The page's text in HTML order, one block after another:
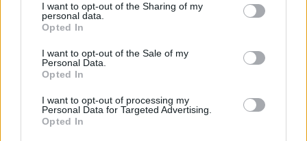
I want to opt-out of the Sharing of my
personal data.
Opted In
I want to opt-out of the Sale of my
Personal Data.
Opted In
I want to opt-out of processing my
Personal Data for Targeted Advertising.
Opted In
στην ατμοσφαιρική ρύπανση. Δεν ίσχυε όμως το
ίδιο για τους άνδρες.
Πώς μπορεί όμως η ατμοσφαιρική ρύπανση να
σχετίζεται με τις στενώσεις στις στεφανιαίες
αρτηρίες της καρδιάς; Η αιτία είναι το γεγονός
ότι οι μικροσκοπικοί ρύποι προκαλούν